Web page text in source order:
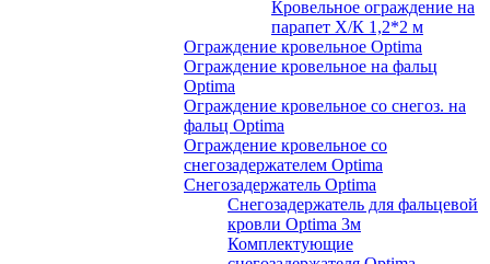
Кровельное ограждение на
парапет Х/К 1,2*2 м
Ограждение кровельное Optima
Ограждение кровельное на фальц
Optima
Ограждение кровельное со снегоз. на
фальц Optima
Ограждение кровельное со
снегозадержателем Optima
Снегозадержатель Optima
Снегозадержатель для фальцевой
кровли Optima 3м
Комплектующие